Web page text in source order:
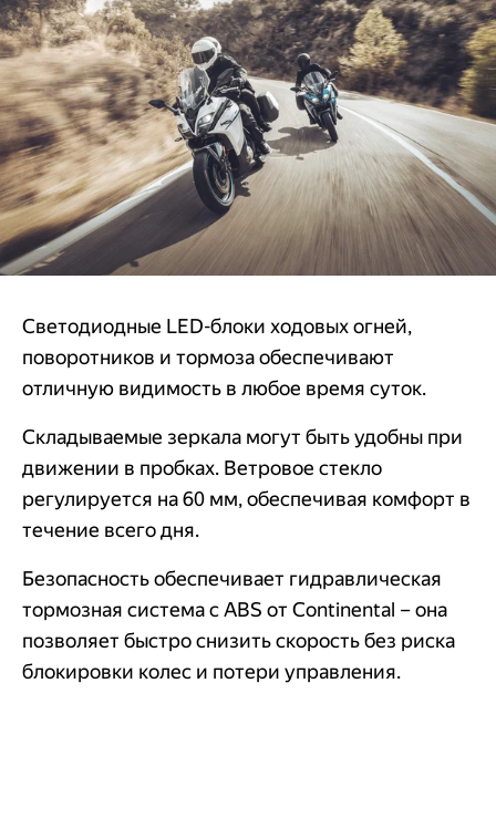
Светодиодные LED-блоки ходовых огней,
поворотников и тормоза обеспечивают
отличную видимость в любое время суток.
Складываемые зеркала могут быть удобны при
движении в пробках. Ветровое стекло
регулируется на 60 мм, обеспечивая комфорт в
течение всего дня.
Безопасность обеспечивает гидравлическая
тормозная система с ABS от Continental – она
позволяет быстро снизить скорость без риска
блокировки колес и потери управления.